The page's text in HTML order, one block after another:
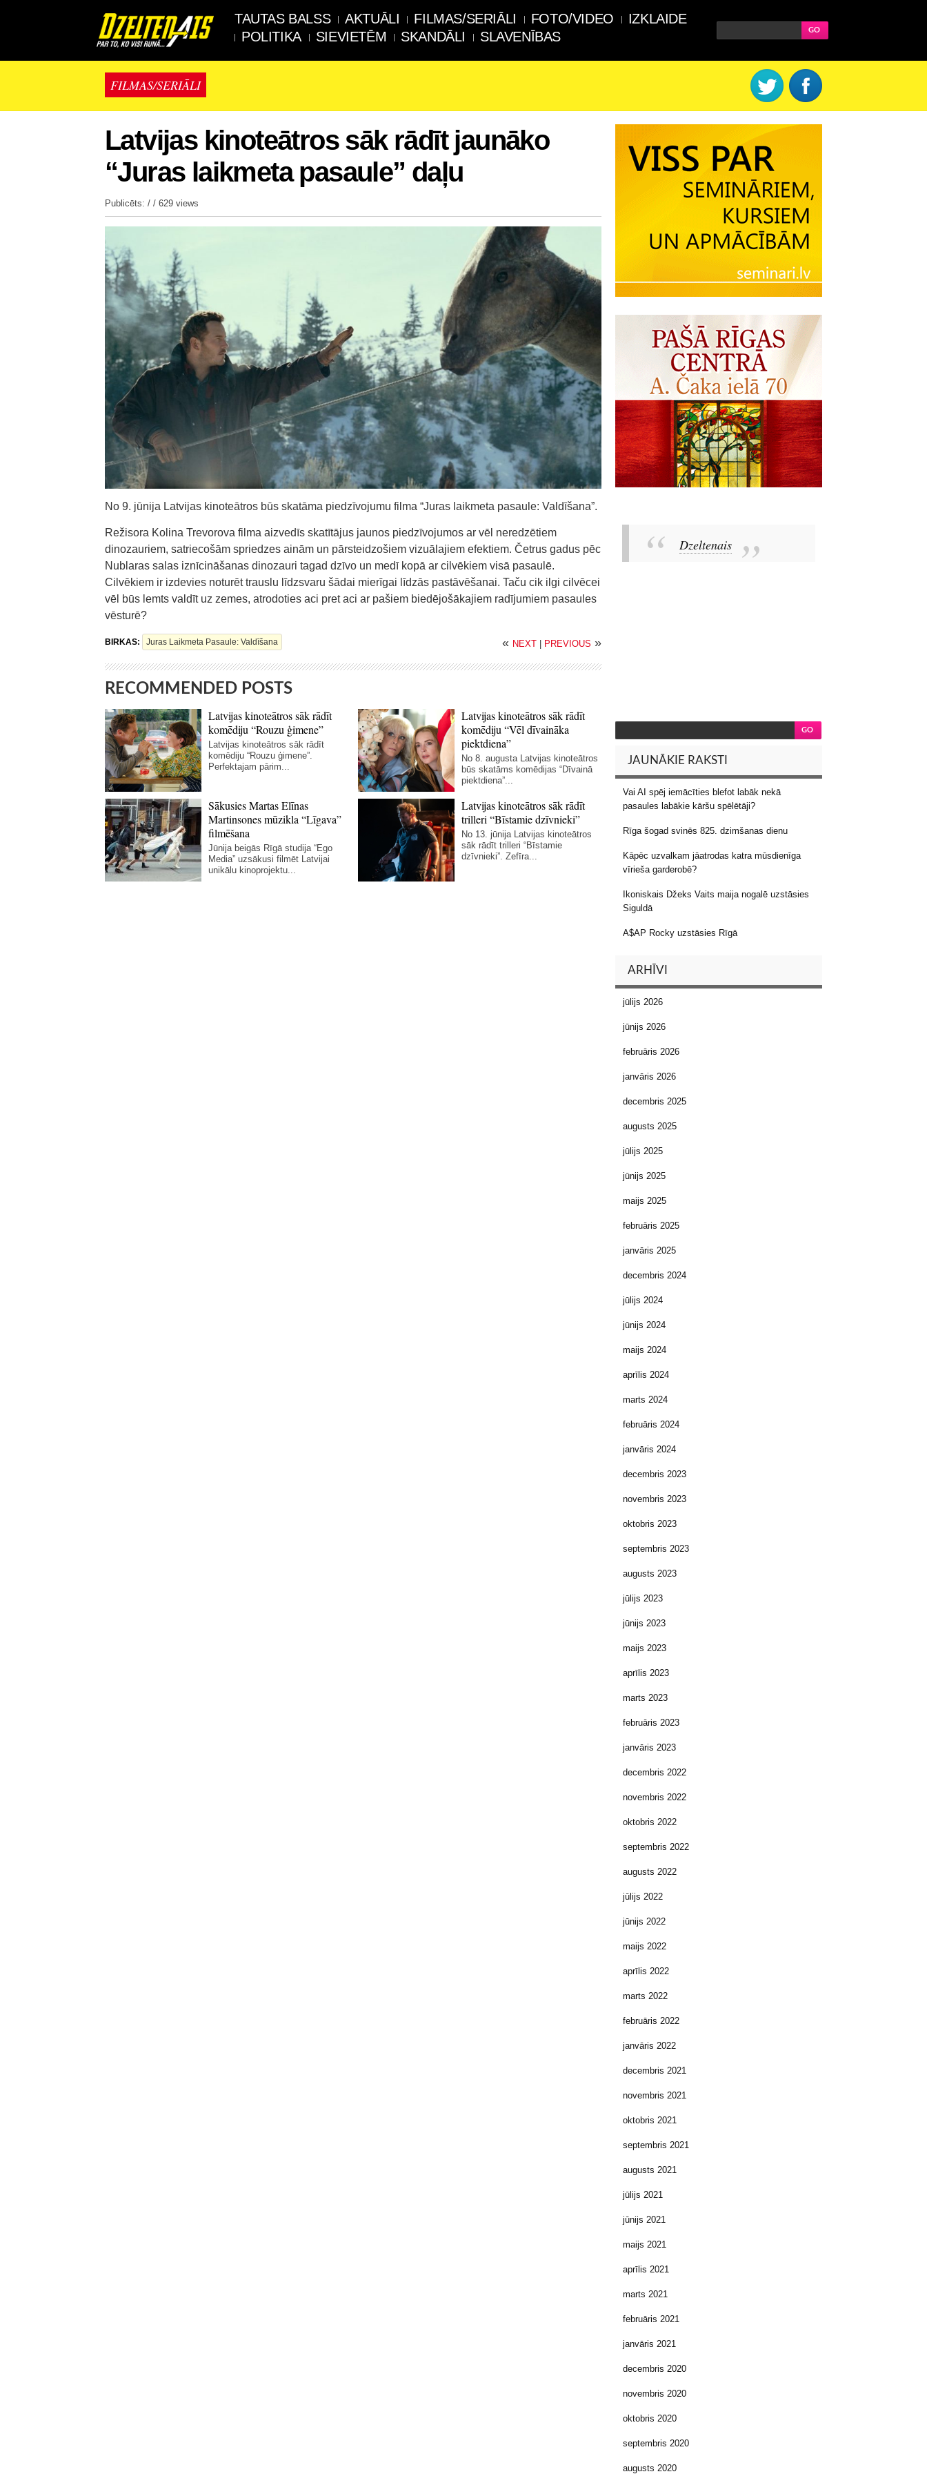
TAUTAS BALSS AKTUĀLI FILMAS/SERIĀLI FOTO/VIDEO
IZKLAIDE
POLITIKA
SIEVIETĒM SKANDĀLI SLAVENĪBAS
FILMAS/SERIĀLI
Latvijas kinoteātros sāk rādīt jaunāko
“Juras laikmeta pasaule” daļu
Publicēts: / / 629 views
No 9. jūnija Latvijas kinoteātros būs skatāma piedzīvojumu filma “Juras laikmeta pasaule: Valdīšana”.
Režisora Kolina Trevorova filma aizvedīs skatītājus jaunos piedzīvojumos ar vēl neredzētiem
dinozauriem, satriecošām spriedzes ainām un pārsteidzošiem vizuālajiem efektiem. Četrus gadus pēc
Nublaras salas iznīcināšanas dinozauri tagad dzīvo un medī kopā ar cilvēkiem visā pasaulē.
Cilvēkiem ir izdevies noturēt trauslu līdzsvaru šādai mierīgai līdzās pastāvēšanai. Taču cik ilgi cilvēcei
vēl būs lemts valdīt uz zemes, atrodoties aci pret aci ar pašiem biedējošākajiem radījumiem pasaules
vēsturē?
BIRKAS: Juras Laikmeta Pasaule: Valdīšana « NEXT | PREVIOUS »
RECOMMENDED POSTS
Latvijas kinoteātros sāk rādīt
komēdiju “Rouzu ģimene”
Latvijas kinoteātros sāk rādīt
komēdiju “Rouzu ģimene”.
Perfektajam pārim...
Latvijas kinoteātros sāk rādīt
komēdiju “Vēl dīvaināka
piektdiena”
No 8. augusta Latvijas kinoteātros
būs skatāms komēdijas “Dīvainā
piektdiena”...
Sākusies Martas Elīnas
Martinsones mūzikla “Līgava”
filmēšana
Jūnija beigās Rīgā studija “Ego
Media” uzsākusi filmēt Latvijai
unikālu kinoprojektu...
Latvijas kinoteātros sāk rādīt
trilleri “Bīstamie dzīvnieki”
No 13. jūnija Latvijas kinoteātros
sāk rādīt trilleri “Bīstamie
dzīvnieki”. Zefīra...
Dzeltenais
JAUNĀKIE RAKSTI
Vai AI spēj iemācīties blefot labāk nekā
pasaules labākie kāršu spēlētāji?
Rīga šogad svinēs 825. dzimšanas dienu
Kāpēc uzvalkam jāatrodas katra mūsdienīga
vīrieša garderobē?
Ikoniskais Džeks Vaits maija nogalē uzstāsies
Siguldā
A$AP Rocky uzstāsies Rīgā
ARHĪVI
jūlijs 2026
jūnijs 2026
februāris 2026
janvāris 2026
decembris 2025
augusts 2025
jūlijs 2025
jūnijs 2025
maijs 2025
februāris 2025
janvāris 2025
decembris 2024
jūlijs 2024
jūnijs 2024
maijs 2024
aprīlis 2024
marts 2024
februāris 2024
janvāris 2024
decembris 2023
novembris 2023
oktobris 2023
septembris 2023
augusts 2023
jūlijs 2023
jūnijs 2023
maijs 2023
aprīlis 2023
marts 2023
februāris 2023
janvāris 2023
decembris 2022
novembris 2022
oktobris 2022
septembris 2022
augusts 2022
jūlijs 2022
jūnijs 2022
maijs 2022
aprīlis 2022
marts 2022
februāris 2022
janvāris 2022
decembris 2021
novembris 2021
oktobris 2021
septembris 2021
augusts 2021
jūlijs 2021
jūnijs 2021
maijs 2021
aprīlis 2021
marts 2021
februāris 2021
janvāris 2021
decembris 2020
novembris 2020
oktobris 2020
septembris 2020
augusts 2020